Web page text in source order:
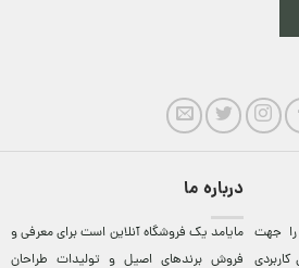
را جهت
درباره ما
مایامد يک فروشگاه آنلاين است برای معرفی و
فروش برندهای اصيل و توليدات طراحان